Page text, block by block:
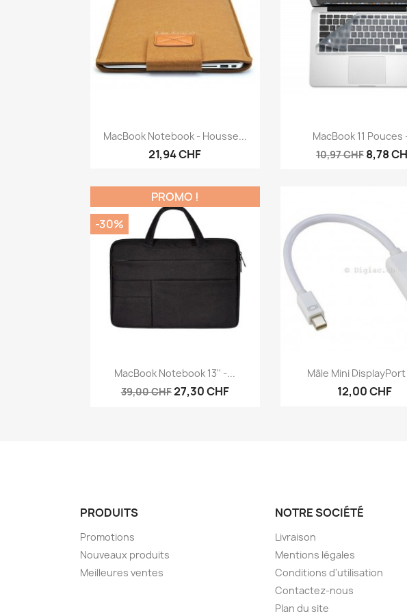
Aperçu rapide
MacBook Notebook - Housse...
21,94 CHF
Aperçu rapide
MacBook 11 Pouces
10,97 CHF 8,78
Aperçu rapide
MacBook Notebook 13'' -...
39,00 CHF27,30 CHF
PROMO !
-30%
Aperçu
Mâle Mini DisplayPort
12,00 CHF
PRODUITS
Promotions
Nouveaux produits
Meilleures ventes
NOTRE SOCIÉTÉ
Livraison
Mentions légales
Conditions d'utilisation
Contactez-nous
Plan du site